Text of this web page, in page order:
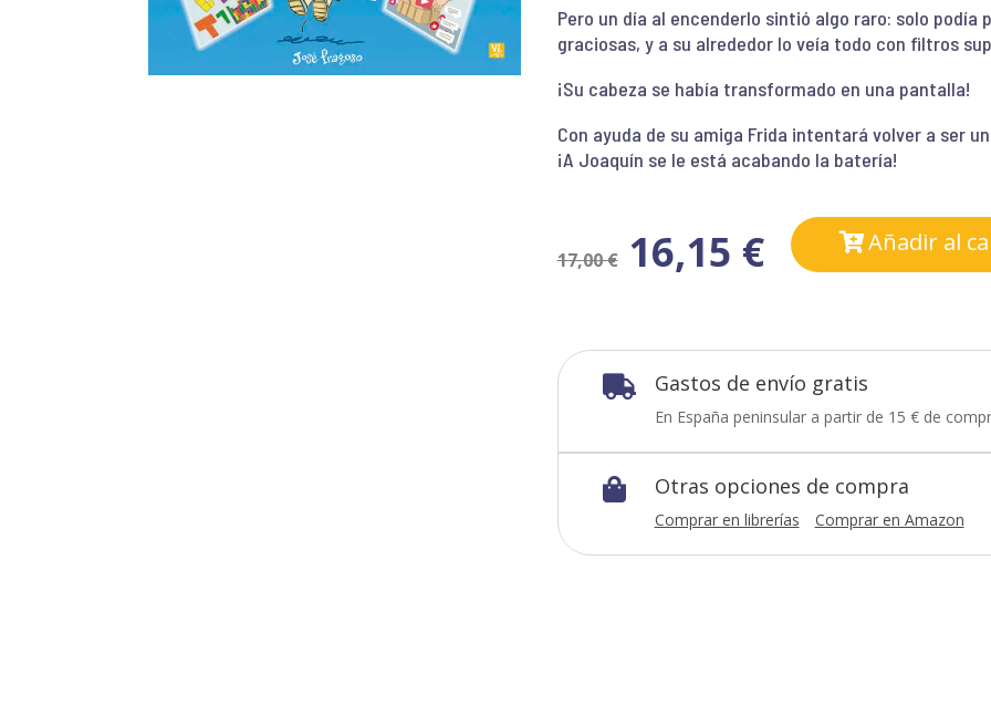
Pero un día al encenderlo sintió algo raro: solo podía
graciosas, y a su alrededor lo veía todo con filtros
¡Su cabeza se había transformado en una pantalla!
Con ayuda de su amiga Frida intentará volver a ser
¡A Joaquín se le está acabando la batería!
17,00€ 16,15 € Añadir al
 Gastos de envío gratis
En España peninsular a partir de 15 € de
 Otras opciones de compra
Comprar en librerías Comprar en Amazon